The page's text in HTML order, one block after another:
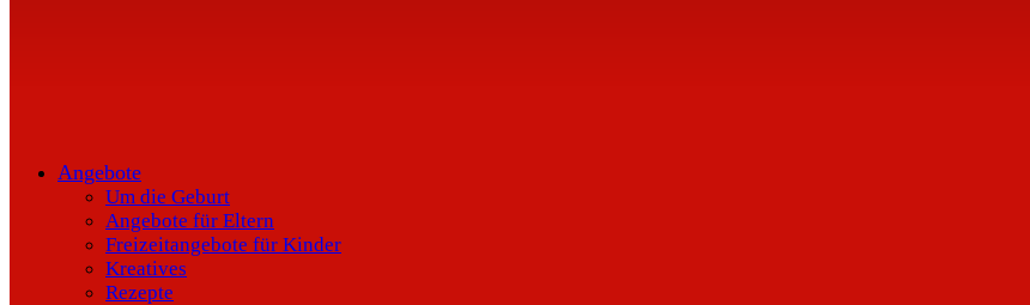
Angebote
Um die Geburt
Angebote für Eltern
Freizeitangebote für Kinder
Kreatives
Rezepte